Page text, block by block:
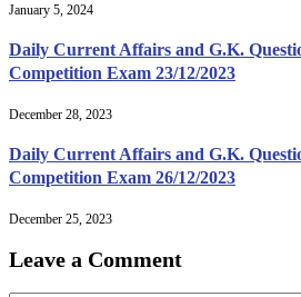
January 5, 2024
Daily Current Affairs and G.K.
Competition Exam 23/12/2023
December 28, 2023
Daily Current Affairs and G.K.
Competition Exam 26/12/2023
December 25, 2023
Leave a Comment